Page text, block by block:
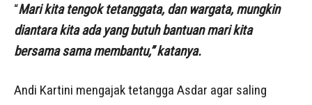
“Mari kita tengok tetanggata, dan wargata, mungkin
diantara kita ada yang butuh bantuan mari kita
bersama sama membantu,” katanya.
Andi Kartini mengajak tetangga Asdar agar saling